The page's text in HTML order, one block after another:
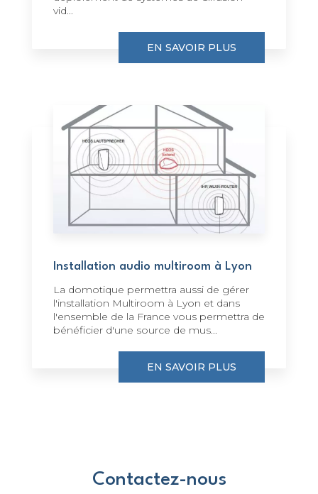
vid...
EN SAVOIR PLUS
Installation audio multiroom à Lyon
La domotique permettra aussi de gérer
l'installation Multiroom à Lyon et dans
l'ensemble de la France vous permettra de
bénéficier d'une source de mus...
EN SAVOIR PLUS
Contactez-nous